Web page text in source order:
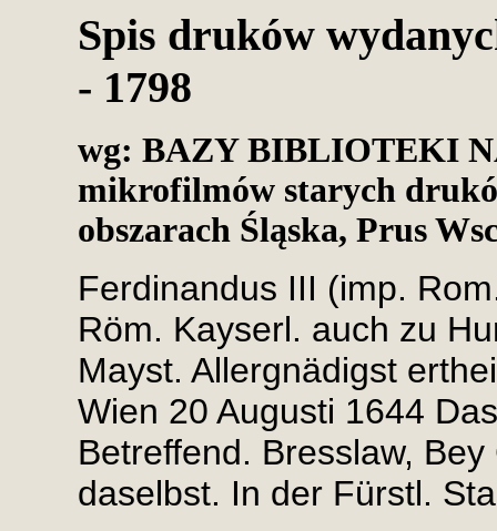
Spis druków
- 1798
wg: BAZY BIBLIOTEKI
mikrofilmów starych
obszarach Śląska, Prus
Ferdinandus III (imp.
Röm. Kayserl. auch zu
Mayst. Allergnädigst
Wien 20 Augusti 1644
Betreffend. Bresslaw,
daselbst. In der Fürstl.